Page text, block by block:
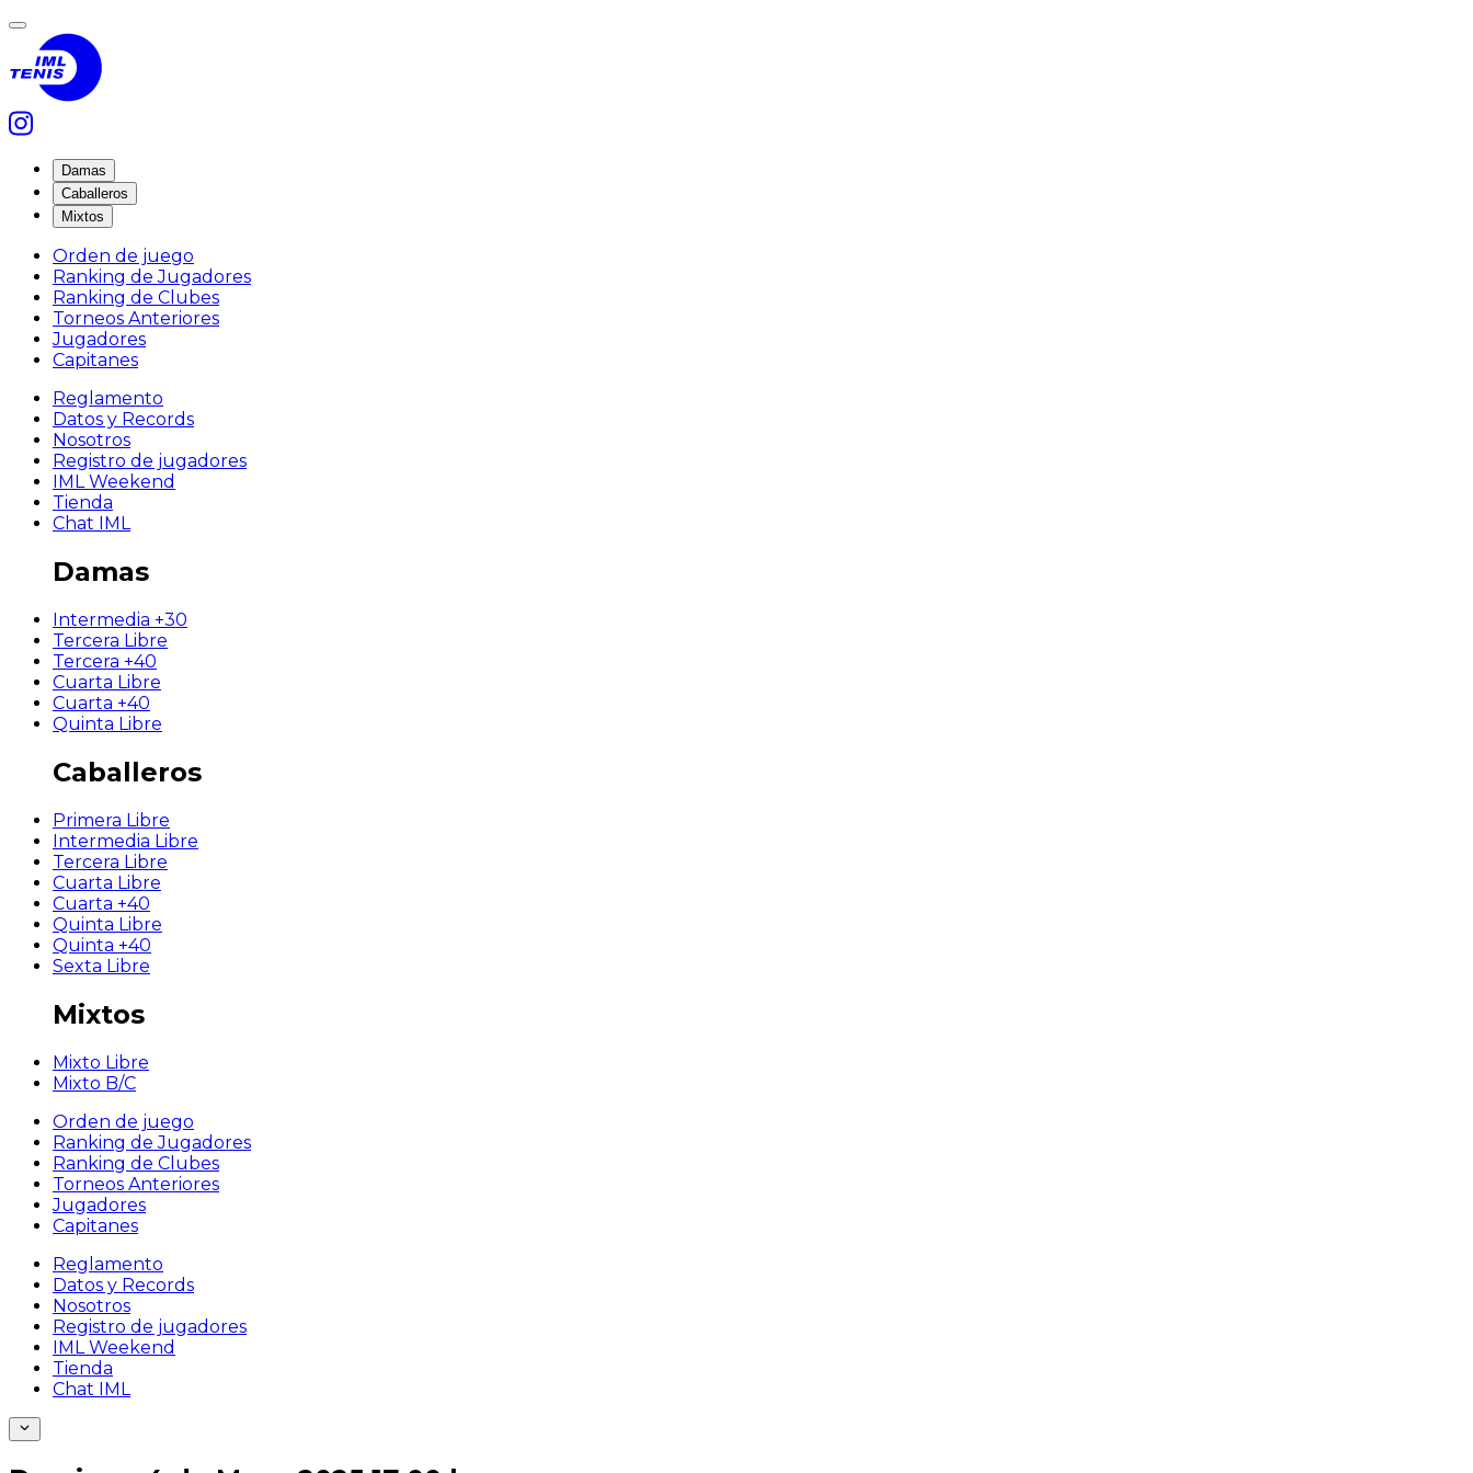
Damas
Caballeros
Mixtos
Orden de juego
Ranking de Jugadores
Ranking de Clubes
Torneos Anteriores
Jugadores
Capitanes
Reglamento
Datos y Records
Nosotros
Registro de jugadores
IML Weekend
Tienda
Chat IML
Damas
Intermedia +30
Tercera Libre
Tercera +40
Cuarta Libre
Cuarta +40
Quinta Libre
Caballeros
Primera Libre
Intermedia Libre
Tercera Libre
Cuarta Libre
Cuarta +40
Quinta Libre
Quinta +40
Sexta Libre
Mixtos
Mixto Libre
Mixto B/C
Orden de juego
Ranking de Jugadores
Ranking de Clubes
Torneos Anteriores
Jugadores
Capitanes
Reglamento
Datos y Records
Nosotros
Registro de jugadores
IML Weekend
Tienda
Chat IML